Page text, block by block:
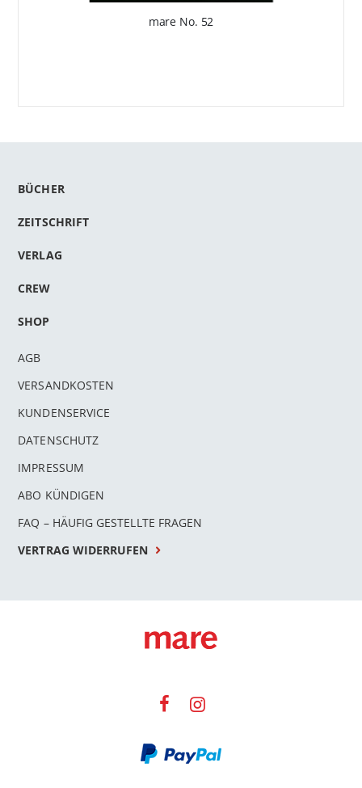
mare No. 52
BÜCHER
ZEITSCHRIFT
VERLAG
CREW
SHOP
AGB
VERSANDKOSTEN
KUNDENSERVICE
DATENSCHUTZ
IMPRESSUM
ABO KÜNDIGEN
FAQ – HÄUFIG GESTELLTE FRAGEN
VERTRAG WIDERRUFEN